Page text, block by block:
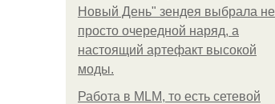
Новый День" зендея выбрала не
просто очередной наряд, а
настоящий артефакт высокой
моды.
Работа в MLM, то есть сетевой